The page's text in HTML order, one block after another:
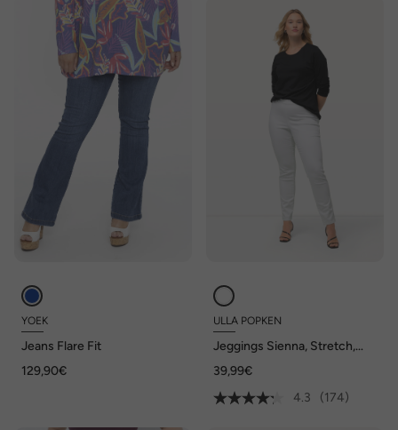
YOEK
Jeans Flare Fit
129,90€
ULLA POPKEN
Jeggings Sienna, Stretch,
39,99€
4.3
(174)